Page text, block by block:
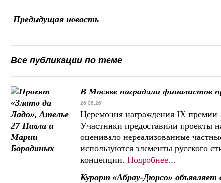
Предыдущая новость
Все публикации по теме
В Москве наградили финалистов
26.06.26
Церемония награждения IX
Участники предоставили проекты
оценивало нереализованные
используются элементы русского
концепции. Подробнее...
Курорт «Абрау-Дюрсо»